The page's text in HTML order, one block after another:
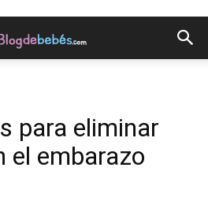
para eliminar
el embarazo